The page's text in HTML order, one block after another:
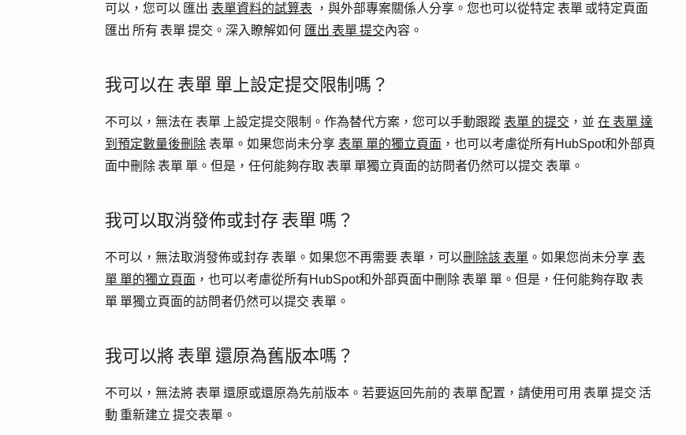
可以，您可以 匯出 表單資料的試算表 ，與外部專案關係人分享。您也可以從特定 表單 或特定頁面
匯出 所有 表單 提交。深入瞭解如何 匯出 表單 提交內容。
我可以在 表單 單上設定提交限制嗎？
不可以，無法在 表單 上設定提交限制。作為替代方案，您可以手動跟蹤 表單 的提交 ，並 在 表單 達
到預定數量後刪除 表單。如果您尚未分享 表單 單的獨立頁面 ，也可以考慮從所有HubSpot和外部頁
面中刪除 表單 單。但是，任何能夠存取 表單 單獨立頁面的訪問者仍然可以提交 表單。
我可以取消發佈或封存 表單 嗎？
不可以，無法取消發佈或封存 表單。如果您不再需要 表單，可以刪除該 表單 。如果您尚未分享 表
單 單的獨立頁面 ，也可以考慮從所有HubSpot和外部頁面中刪除 表單 單。但是，任何能夠存取 表
單 單獨立頁面的訪問者仍然可以提交 表單。
我可以將 表單 還原為舊版本嗎？
不可以，無法將 表單 還原或還原為先前版本。若要返回先前的 表單 配置，請使用可用 表單 提交 活
動 重新建立 提交表單。